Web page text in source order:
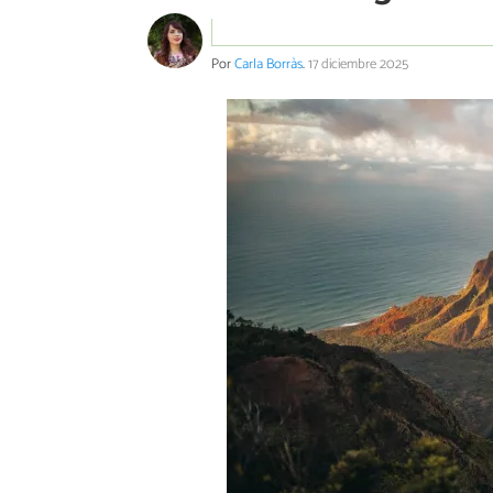
PorCarla Borràs.17 diciembre 2025